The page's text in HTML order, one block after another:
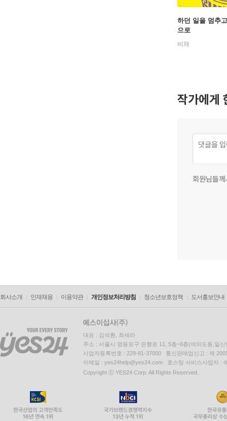
하던 일을 멈추
으로
비채
작가에게
회원님들
회사소개 인재채용 이용약관 개인정보처리방침 청소년보호정책 도서홍보안내
대표 : 김석환, 최세라
주소 : 서울시 영등포구 은행로 11, 5층~6층(여의도동,일신
사업자등록번호 : 229-81-37000 통신판매업신고 : 제
이메일 : yes24help@yes24.com 호스팅 서비스사업자 :
Copyright ⓒ YES24 Corp. All Rights Reserved.